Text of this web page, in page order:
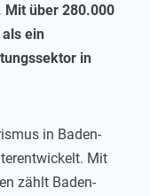
Mit über 280.000
ein
in
in Baden-
Mit
zählt Baden-